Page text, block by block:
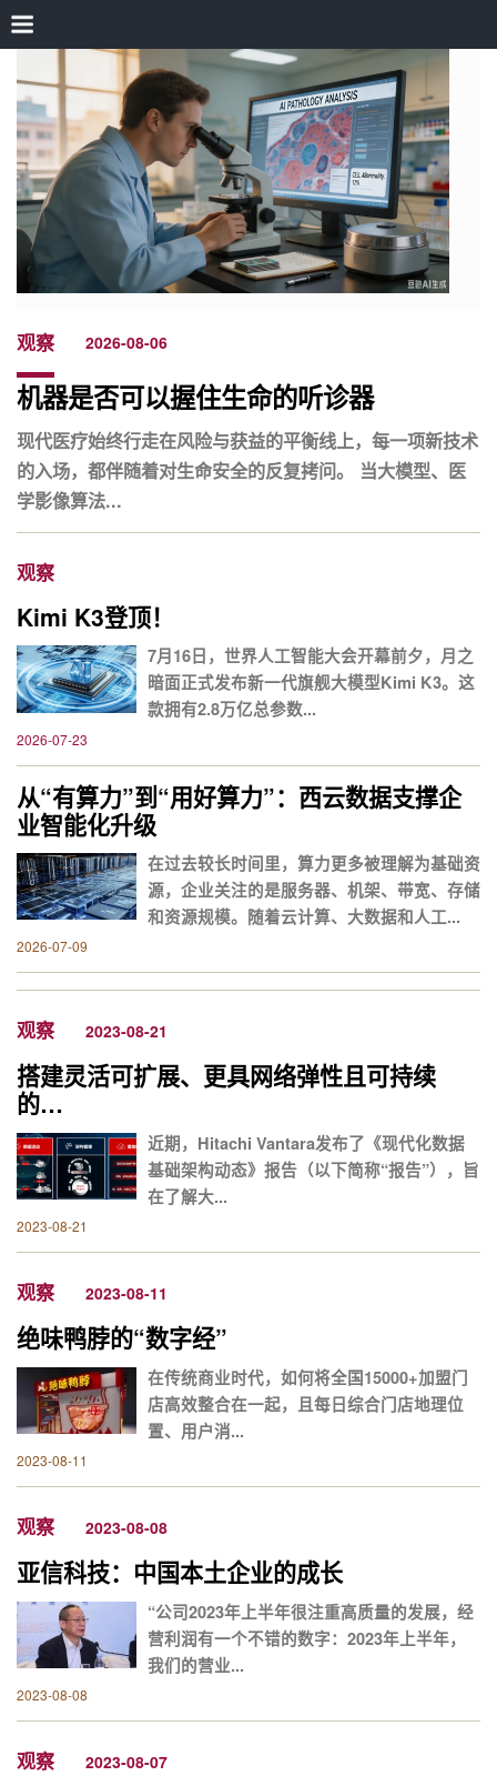
观察 2026-08-06
机器是否可以握住生命的听诊器
现代医疗始终行走在风险与获益的平衡线上，每一项新技术
的入场，都伴随着对生命安全的反复拷问。 当大模型、医
学影像算法...
观察
Kimi K3登顶！
7月16日，世界人工智能大会开幕前夕，月之
暗面正式发布新一代旗舰大模型Kimi K3。这
款拥有2.8万亿总参数...
2026-07-23
从“有算力”到“用好算力”：西云数据支撑企
业智能化升级
在过去较长时间里，算力更多被理解为基础资
源，企业关注的是服务器、机架、带宽、存储
和资源规模。随着云计算、大数据和人工...
2026-07-09
观察 2023-08-21
搭建灵活可扩展、更具网络弹性且可持续
的…
近期，Hitachi Vantara发布了《现代化数据
基础架构动态》报告（以下简称“报告”），旨
在了解大...
2023-08-21
观察 2023-08-11
绝味鸭脖的“数字经”
在传统商业时代，如何将全国15000+加盟门
店高效整合在一起，且每日综合门店地理位
置、用户消...
2023-08-11
观察 2023-08-08
亚信科技：中国本土企业的成长
“公司2023年上半年很注重高质量的发展，经
营利润有一个不错的数字：2023年上半年，
我们的营业...
2023-08-08
观察 2023-08-07